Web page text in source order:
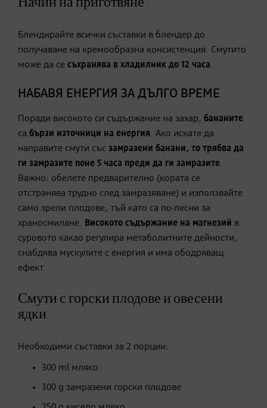
Блендирайте всички съставки в блендер до
получаване на кремообразна консистенция. Смутито
може да се съхранява в хладилник до 12 часа.
НАБАВЯ ЕНЕРГИЯ ЗА ДЪЛГО ВРЕМЕ
Поради високото си съдържание на захар, бананите
са бързи източници на енергия. Ако искате да
направите смути със замразени банани, то трябва да
ги замразите поне 5 часа преди да ги замразите.
Важно: обелете предварително (кората се
отстранява трудно след замразяване) и използвайте
само зрели плодове, тъй като са по-лесни за
храносмилане. Високото съдържание на магнезий в
суровото какао регулира метаболитните дейности,
снабдява мускулите с енергия и има ободряващ
ефект.
Смути с горски плодове и овесени
ядки
Необходими съставки за 2 порции:
300 ml мляко
300 g замразени горски плодове